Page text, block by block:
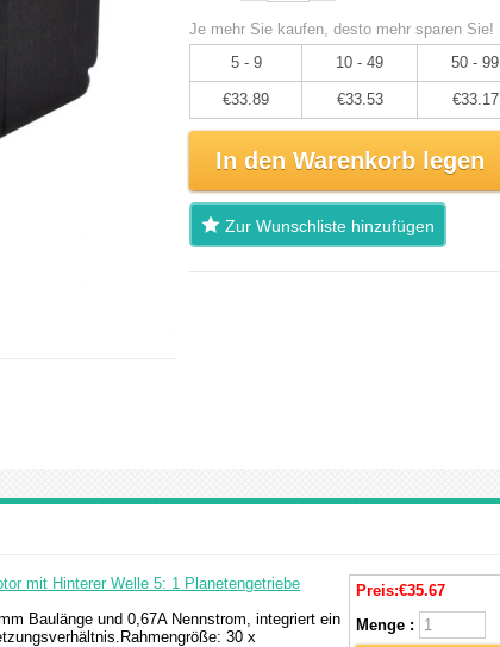
Je mehr Sie kaufen, desto mehr sparen Sie!
5 - 9
10 - 49 50 - 99
€33.89 €33.53 €33.17
In den Warenkorb legen
Zur Wunschliste hinzufügen
mit Hinterer Welle 5: 1 Planetengetriebe
Baulänge und 0,67A Nennstrom, integriert ein
30 x
Preis:€35.67
Menge :